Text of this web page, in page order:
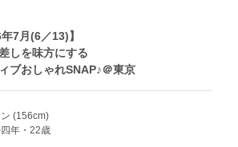
年7月(6／13)】
しを味方にする
ブおしゃれSNAP♪＠東京
(156cm)
年・22歳